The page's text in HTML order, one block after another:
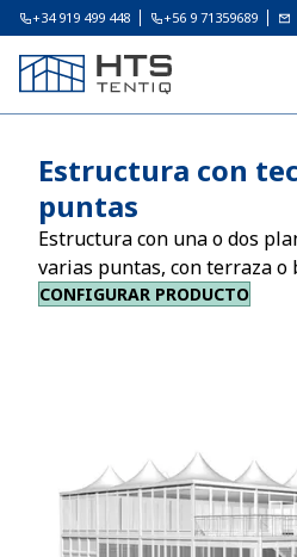
+34 919 499 448 +56 9 71359689
Estructura con
puntas
Estructura con una o dos
varias puntas, con terraza o
CONFIGURAR PRODUCTO